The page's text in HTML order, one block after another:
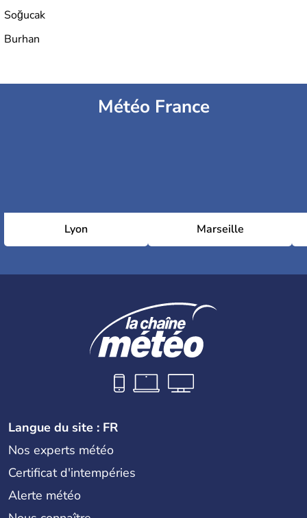
Soğucak
Burhan
Météo France
Lyon Marseille
Langue du site : FR
Nos experts météo
Certificat d'intempéries
Alerte météo